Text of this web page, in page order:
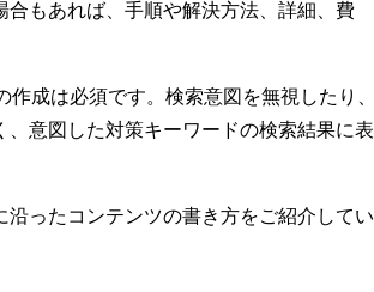
もあれば、手順や解決方法、詳細、費
成は必須です。検索意図を無視したり、
意図した対策キーワードの検索結果に表
ったコンテンツの書き方をご紹介してい